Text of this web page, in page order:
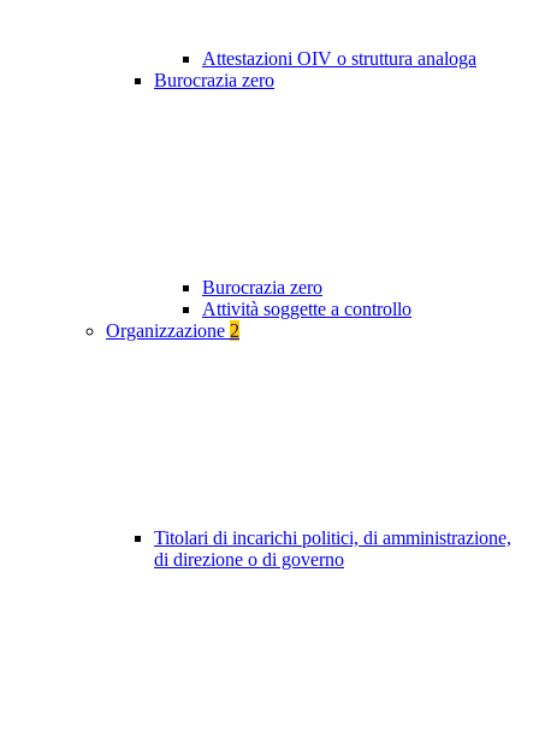
Attestazioni OIV o struttura analoga
Burocrazia zero
Burocrazia zero
Attività soggette a controllo
Organizzazione 2
Titolari di incarichi politici, di amministrazione,
di direzione o di governo